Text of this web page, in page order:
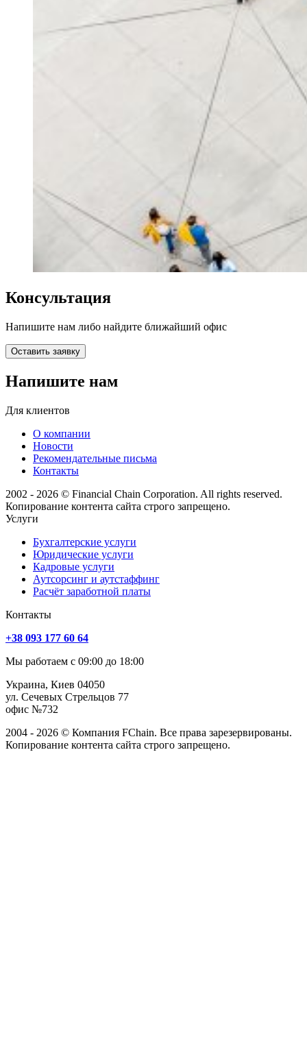
Консультация
Напишите нам либо найдите ближайший офис
Оставить заявку
Напишите нам
Для клиентов
О компании
Новости
Рекомендательные письма
Контакты
2002 - 2026 © Financial Chain Corporation. All rights reserved.
Копирование контента сайта строго запрещено.
Услуги
Бухгалтерские услуги
Юридические услуги
Кадровые услуги
Аутсорсинг и аутстаффинг
Расчёт заработной платы
Контакты
+38 093 177 60 64
Мы работаем с 09:00 до 18:00
Украина, Киев 04050
ул. Сечевых Стрельцов 77
офис №732
2004 - 2026 © Компания FChain. Все права зарезервированы.
Копирование контента сайта строго запрещено.